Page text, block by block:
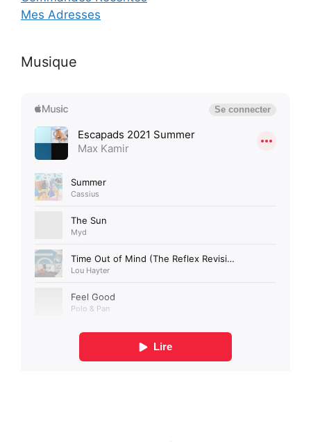
Mes Adresses
Musique